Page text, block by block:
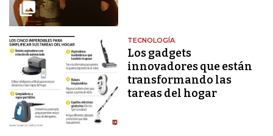
TECNOLOGÍA
Los gadgets
innovadores que están
transformando las
tareas del hogar